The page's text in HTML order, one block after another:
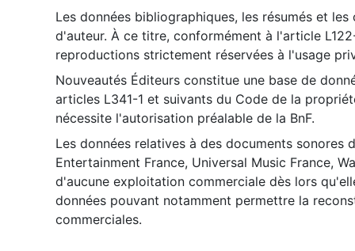
Les données bibliographiques, les résumés et
d'auteur. À ce titre, conformément à l'article
reproductions strictement réservées à l'usage
Nouveautés Éditeurs constitue une base de
articles L341-1 et suivants du Code de la
nécessite l'autorisation préalable de la BnF.
Les données relatives à des documents sonores
Entertainment France, Universal Music France,
d'aucune exploitation commerciale dès lors
données pouvant notamment permettre la
commerciales.